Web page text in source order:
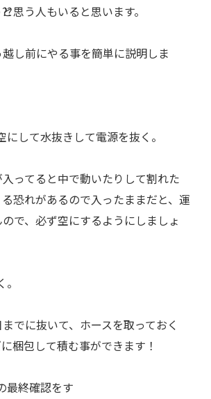
思う人もいると思います。
し前にやる事を簡単に説明しま
にして水抜きして電源を抜く。
ってると中で動いたりして割れた
恐れがあるので入ったままだと、運
で、必ず空にするようにしましょ
でに抜いて、ホースを取っておく
梱包して積む事ができます！
最終確認をす